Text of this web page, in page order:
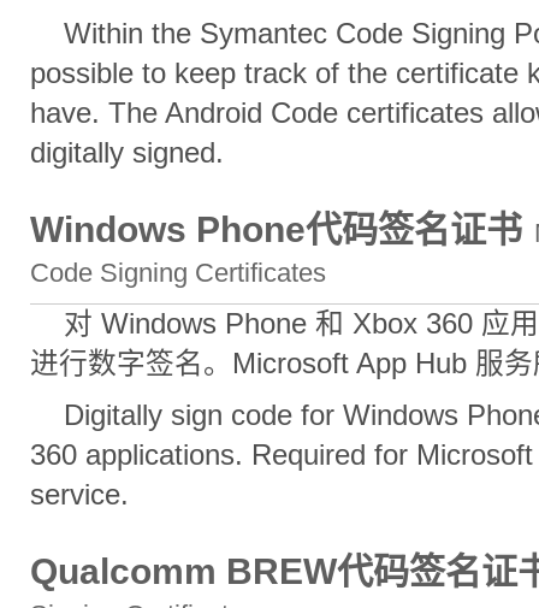
Within the Symantec Code Signing
possible to keep track of the certificate
have. The Android Code certificates
digitally signed.
Windows Phone代码签名证书
Code Signing Certificates
对 Windows Phone 和 Xbox 360 应
进行数字签名。Microsoft App Hub 服
Digitally sign code for Windows
360 applications. Required for
service.
Qualcomm BREW代码签名证